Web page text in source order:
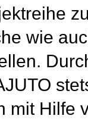
wie
mit Hilfe